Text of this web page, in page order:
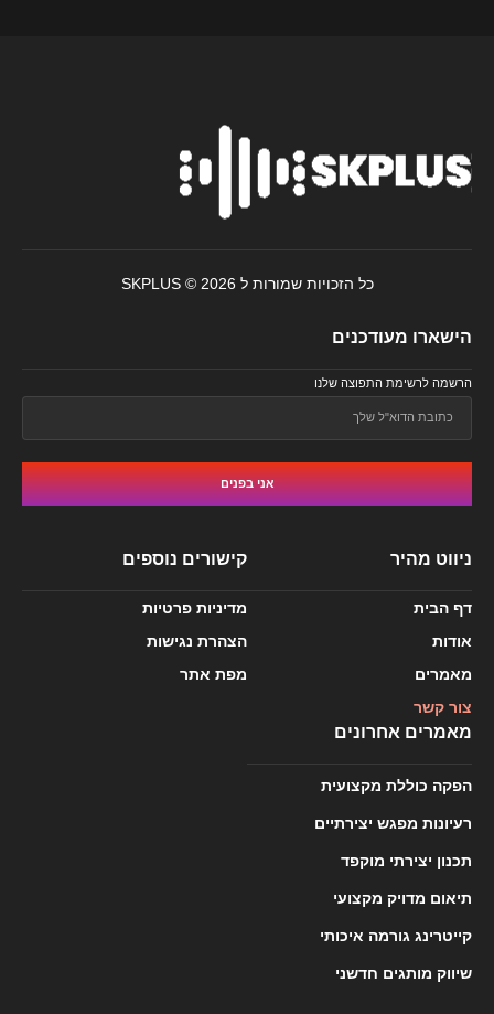
הישארו מעודכנים
הרשמה לרשימת התפוצה שלנו
אני בפנים
ניווט מהיר
דף הבית
אודות
מאמרים
צור קשר
קישורים נוספים
מדיניות פרטיות
הצהרת נגישות
מפת אתר
מאמרים אחרונים
הפקה כוללת מקצועית
רעיונות מפגש יצירתיים
תכנון יצירתי מוקפד
תיאום מדויק מקצועי
קייטרינג גורמה איכותי
שיווק מותגים חדשני
כל הזכויות שמורות ל SKPLUS © 2026